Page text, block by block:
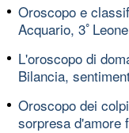
Oroscopo e
Acquario, 3ﾟLeone
L'oroscopo di
Bilancia,
Oroscopo dei
sorpresa d'amore